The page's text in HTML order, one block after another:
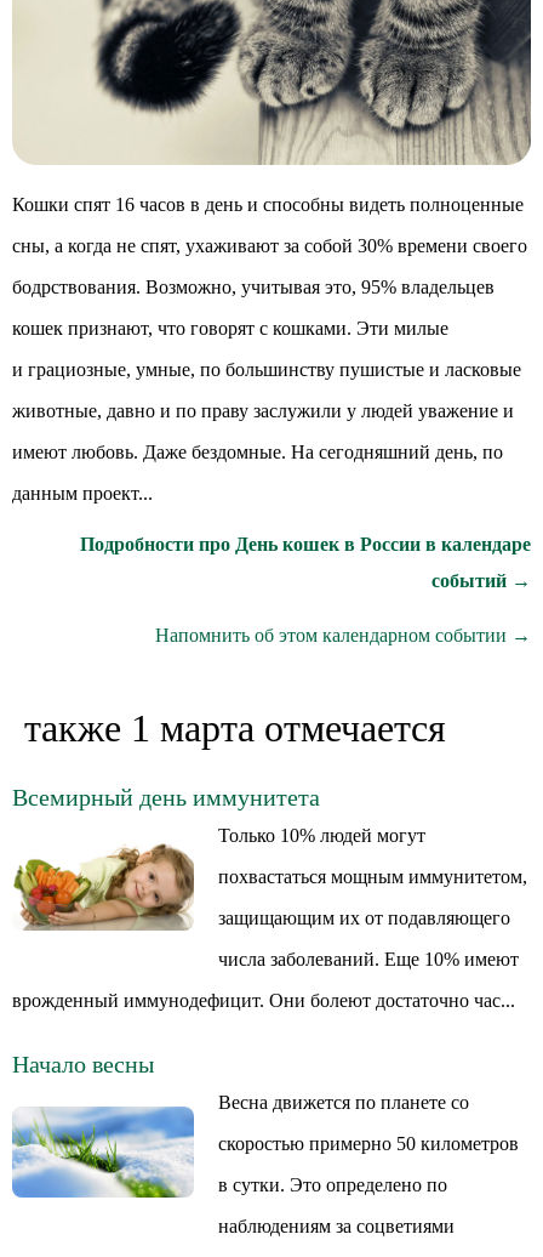
Кошки спят 16 часов в день и способны видеть полноценные
сны, а когда не спят, ухаживают за собой 30% времени своего
бодрствования. Возможно, учитывая это, 95% владельцев
кошек признают, что говорят с кошками. Эти милые
и грациозные, умные, по большинству пушистые и ласковые
животные, давно и по праву заслужили у людей уважение и
имеют любовь. Даже бездомные. На сегодняшний день, по
данным проект...
Подробности про День кошек в России в календаре
событий →
Напомнить об этом календарном событии →
также 1 марта отмечается
Всемирный день иммунитета
Только 10% людей могут
похвастаться мощным иммунитетом,
защищающим их от подавляющего
числа заболеваний. Еще 10% имеют
врожденный иммунодефицит. Они болеют достаточно час...
Начало весны
Весна движется по планете со
скоростью примерно 50 километров
в сутки. Это определено по
наблюдениям за соцветиями